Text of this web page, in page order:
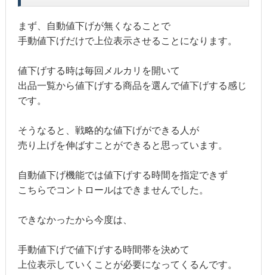
まず、自動値下げが無くなることで
手動値下げだけで上位表示させることになります。
値下げする時は毎回メルカリを開いて
出品一覧から値下げする商品を選んで値下げする感じ
です。
そうなると、戦略的な値下げができる人が
売り上げを伸ばすことができると思っています。
自動値下げ機能では値下げする時間を指定できず
こちらでコントロールはできませんでした。
できなかったから今度は、
手動値下げで値下げする時間帯を決めて
上位表示していくことが必要になってくるんです。